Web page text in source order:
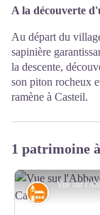
A la découverte
Au départ du
sapinière
la descente,
son piton rocheux
ramène à Casteil.
1 patrimoine
Patrimoine